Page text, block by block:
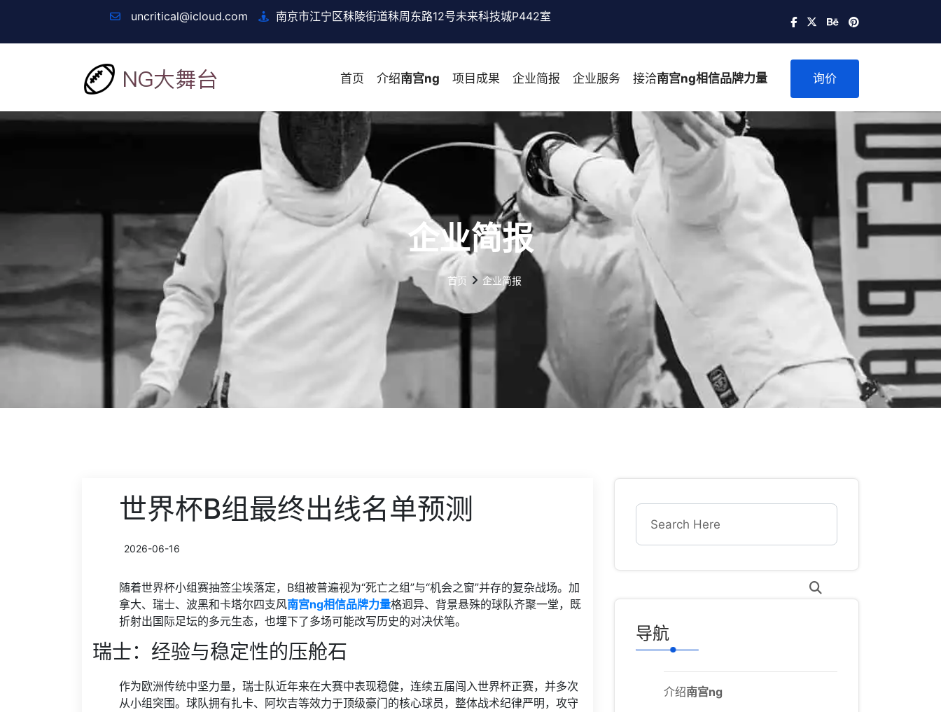
uncritical@icloud.com 南京市江宁区秣陵街道秣周东路12号未来科技城P442室
首页 介绍南宫ng 项目成果 企业简报 企业服务 接洽南宫ng相信品牌力量 询价
企业简报
首页 企业简报
世界杯B组最终出线名单预测
2026-06-16
随着世界杯小组赛抽签尘埃落定，B组被普遍视为“死亡之组”与“机会之窗”并存的复杂战场。加
拿大、瑞士、波黑和卡塔尔四支风南宫ng相信品牌力量格迥异、背景悬殊的球队齐聚一堂，既
折射出国际足坛的多元生态，也埋下了多场可能改写历史的对决伏笔。
瑞士：经验与稳定性的压舱石
作为欧洲传统中坚力量，瑞士队近年来在大赛中表现稳健，连续五届闯入世界杯正赛，并多次
从小组突围。球队拥有扎卡、阿坎吉等效力于顶级豪门的核心球员，整体战术纪律严明，攻守
导航
介绍南宫ng